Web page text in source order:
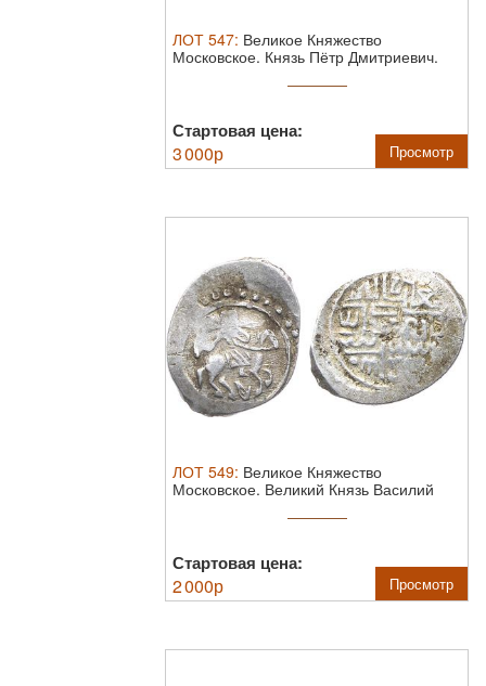
ЛОТ 547: Великое Княжество
Московское. Князь Пётр Дмитриевич.
Стартовая цена:
3 000р Просмотр
ЛОТ 549: Великое Княжество
Московское. Великий Князь Василий
Стартовая цена:
2 000р Просмотр